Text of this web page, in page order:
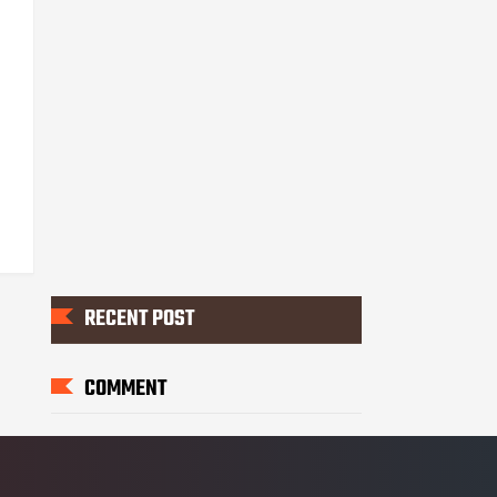
RECENT POST
COMMENT